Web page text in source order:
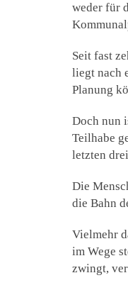
weder für
Seit fast
liegt nach
Planung
Doch nun
Teilhabe
letzten
Die
die Bahn
Vielmehr
im Wege
zwingt,